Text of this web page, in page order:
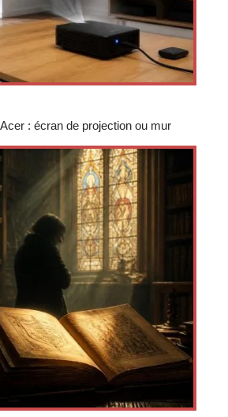
: écran de projection ou mur